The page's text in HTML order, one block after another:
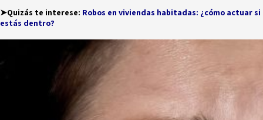
➤Quizás te interese: Robos en viviendas habitadas: ¿cómo actuar si
estás dentro?